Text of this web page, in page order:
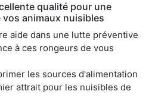
qualité pour une
animaux nuisibles
aide dans une lutte préventive
à ces rongeurs de vous
les sources d'alimentation
attrait pour les nuisibles de